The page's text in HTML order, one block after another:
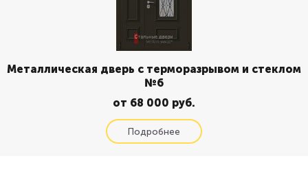
Металлическая дверь с терморазрывом и стеклом
№6
от 68 000 руб.